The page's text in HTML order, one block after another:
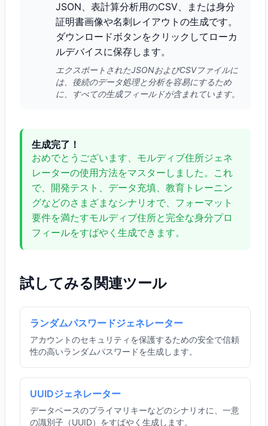
JSON、表計算分析用のCSV、または身分
証明書画像や名刺レイアウトの生成です。
ダウンロードボタンをクリックしてローカ
ルデバイスに保存します。
エクスポートされたJSONおよびCSVファイルに
は、後続のデータ処理と分析を容易にするため
に、すべての生成フィールドが含まれています。
生成完了！
おめでとうございます、モルディブ住所ジェネ
レーターの使用方法をマスターしました。これ
で、開発テスト、データ充填、教育トレーニン
グなどのさまざまなシナリオで、フォーマット
要件を満たすモルディブ住所と完全な身分プロ
フィールをすばやく生成できます。
試してみる関連ツール
ランダムパスワードジェネレーター
アカウントのセキュリティを保護するための安全で信頼
性の高いランダムパスワードを生成します。
UUIDジェネレーター
データベースのプライマリキーなどのシナリオに、一意
の識別子（UUID）をすばやく生成します。